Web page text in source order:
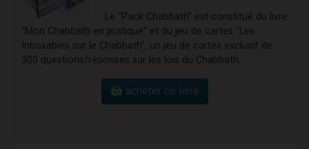
Le “Pack Chabbath” est constitué du livre
“Mon Chabbath en pratique“ et du jeu de cartes “Les
Inboxables sur le Chabbath”, un jeu de cartes exclusif de
300 questions/réponses sur les lois du Chabbath.
acheter ce livre